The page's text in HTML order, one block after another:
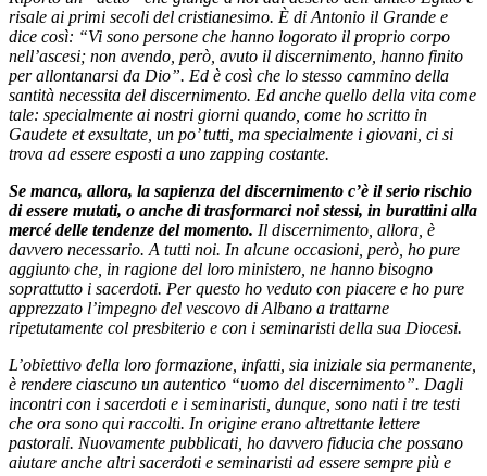
risale ai primi secoli del cristianesimo. È di Antonio il Grande e
dice così: “Vi sono persone che hanno logorato il proprio corpo
nell’ascesi; non avendo, però, avuto il discernimento, hanno finito
per allontanarsi da Dio”. Ed è così che lo stesso cammino della
santità necessita del discernimento. Ed anche quello della vita come
tale: specialmente ai nostri giorni quando, come ho scritto in
Gaudete et exsultate, un po’ tutti, ma specialmente i giovani, ci si
trova ad essere esposti a uno zapping costante.
Se manca, allora, la sapienza del discernimento c’è il serio rischio
di essere mutati, o anche di trasformarci noi stessi, in burattini alla
mercé delle tendenze del momento. Il discernimento, allora, è
davvero necessario. A tutti noi. In alcune occasioni, però, ho pure
aggiunto che, in ragione del loro ministero, ne hanno bisogno
soprattutto i sacerdoti. Per questo ho veduto con piacere e ho pure
apprezzato l’impegno del vescovo di Albano a trattarne
ripetutamente col presbiterio e con i seminaristi della sua Diocesi.
L’obiettivo della loro formazione, infatti, sia iniziale sia permanente,
è rendere ciascuno un autentico “uomo del discernimento”. Dagli
incontri con i sacerdoti e i seminaristi, dunque, sono nati i tre testi
che ora sono qui raccolti. In origine erano altrettante lettere
pastorali. Nuovamente pubblicati, ho davvero fiducia che possano
aiutare anche altri sacerdoti e seminaristi ad essere sempre più e